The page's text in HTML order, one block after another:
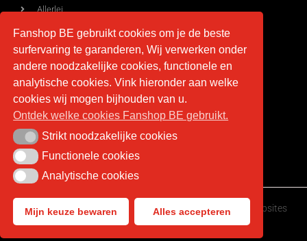
Allerlei
Voorwaarden
Levering
Privacy
Retourneren
Algemene voorwaarden
Contact
info@fan-shop.be
BTW BE 0879.850.673
Fan-shop.be © Copyright 2026 | Gemaakt doorHappyWebsites
Fanshop BE gebruikt cookies om je de beste
surfervaring te garanderen, Wij verwerken onder
andere noodzakelijke cookies, functionele en
analytische cookies. Vink hieronder aan welke
cookies wij mogen bijhouden van u.
Ontdek welke cookies Fanshop BE gebruikt.
Strikt noodzakelijke cookies
Strikt noodzakelijke cookies
Functionele cookies
Functionele cookies
Analytische cookies
Analytische cookies
Mijn keuze bewaren Alles accepteren